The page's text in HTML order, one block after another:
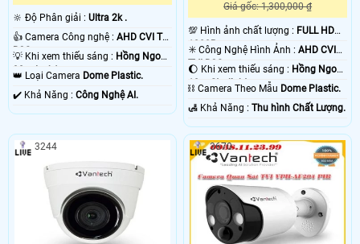
🔆 Độ Phân giải : Ultra 2k .
👍 Camera Công nghệ : AHD CVI TVI
BCS.
💡 Khi xem thiếu sáng : Hồng Ngoại
30m Led Array.
👑 Loại Camera Dome Plastic.
️✔️ Khả Năng : Công Nghệ AI.
Giá gốc: 1,300,000 ₫
💯 Hình ảnh chất lượng : FULL HD
1080P .
✳️ Công Nghệ Hình Ảnh :AHD CVI
TVI BCS.
🌔 Khi xem thiếu sáng : Hồng Ngoại
10m Starlight.
⛓ Camera Theo Mẫu Dome Plastic.
️🛃 Khả Năng :Thu hình Chất Lượng.
3244 3670